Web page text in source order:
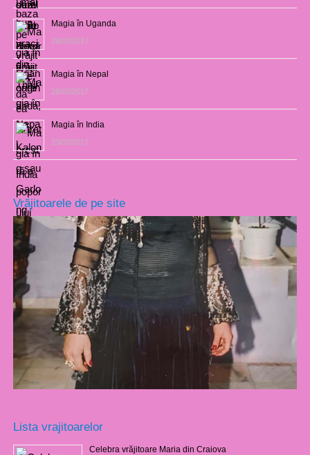
Magia în Uganda
28/02/2017
Magia în Nepal
26/02/2017
Magia în India
23/02/2017
Vrăjitoarele de pe site
Lista vrajitoarelor
Celebra vrăjitoare Maria din Craiova